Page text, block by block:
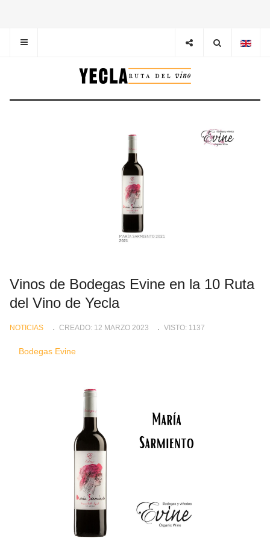
Vinos de Bodegas Evine en la 10 Ruta
del Vino de Yecla
NOTICIAS CREADO: 12 MARZO 2023 VISTO: 1137
Bodegas Evine